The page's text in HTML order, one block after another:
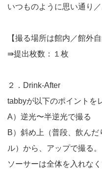
いつものように思い通り
【撮る場所は館内／館外自
⇛提出枚数：１枚
２．Drink-After
tabbyが以下のポイントを
A）逆光〜半逆光で撮る
B）斜め上（普段、飲ん
ル）から、アップで撮る。
ソーサーは全体を入れな